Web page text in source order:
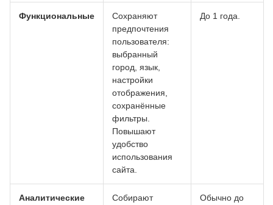
Функциональные
Сохраняют
предпочтения
пользователя:
выбранный
город, язык,
настройки
отображения,
сохранённые
фильтры.
Повышают
удобство
использования
сайта.
До 1 года.
Аналитические
Собирают
Обычно до